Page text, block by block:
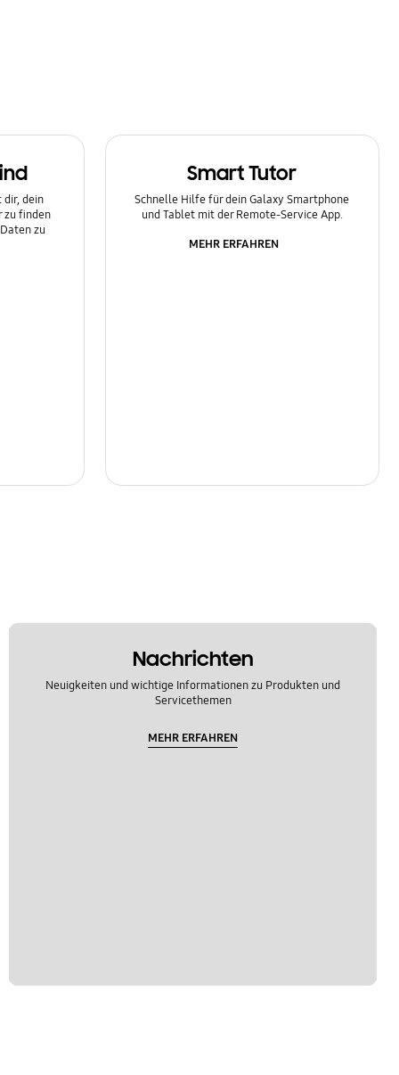
dir, dein
zu finden
zu
Smart Tutor
Schnelle Hilfe für dein Galaxy Smartphone
und Tablet mit der Remote-Service App.
MEHR ERFAHREN
Nachrichten
Neuigkeiten und wichtige Informationen zu Produkten und
Servicethemen
MEHR ERFAHREN